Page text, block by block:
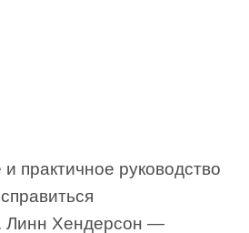
практичное руководство
Линн Хендерсон —